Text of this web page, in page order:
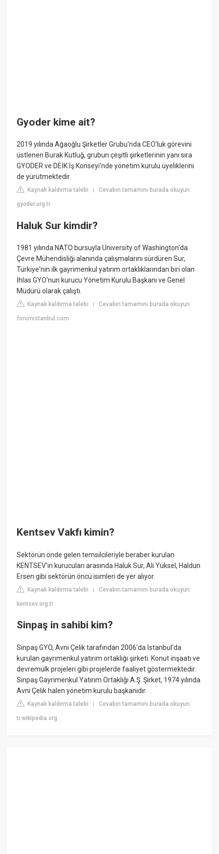
Gyoder kime ait?
2019 yılında Ağaoğlu Şirketler Grubu'nda CEO'luk görevini
üstlenen Burak Kutluğ, grubun çeşitli şirketlerinin yanı sıra
GYODER ve DEİK İş Konseyi'nde yönetim kurulu üyeliklerini
de yürütmektedir.
Kaynak kaldırma talebi |Cevabın tamamını burada okuyun:
gyoder.org.tr
Haluk Sur kimdir?
1981 yılında NATO bursuyla University of Washington'da
Çevre Mühendisliği alanında çalışmalarını sürdüren Sur,
Türkiye'nin ilk gayrimenkul yatırım ortaklıklarından biri olan
İhlas GYO'nun kurucu Yönetim Kurulu Başkanı ve Genel
Müdürü olarak çalıştı.
Kaynak kaldırma talebi |Cevabın tamamını burada okuyun:
forumistanbul.com
Kentsev Vakfı kimin?
Sektörün önde gelen temsilcileriyle beraber kurulan
KENTSEV'in kurucuları arasında Haluk Sur, Ali Yüksel, Haldun
Ersen gibi sektörün öncü isimleri de yer alıyor.
Kaynak kaldırma talebi |Cevabın tamamını burada okuyun:
kentsev.org.tr
Sinpaş in sahibi kim?
Sinpaş GYO, Avni Çelik tarafından 2006'da İstanbul'da
kurulan gayrımenkul yatırım ortaklığı şirketi. Konut inşaatı ve
devremülk projeleri gibi projelerde faaliyet göstermektedir.
Sinpaş Gayrimenkul Yatırım Ortaklığı A.Ş. Şirket, 1974 yılında
Avni Çelik halen yönetim kurulu başkanıdır.
Kaynak kaldırma talebi |Cevabın tamamını burada okuyun:
tr.wikipedia.org